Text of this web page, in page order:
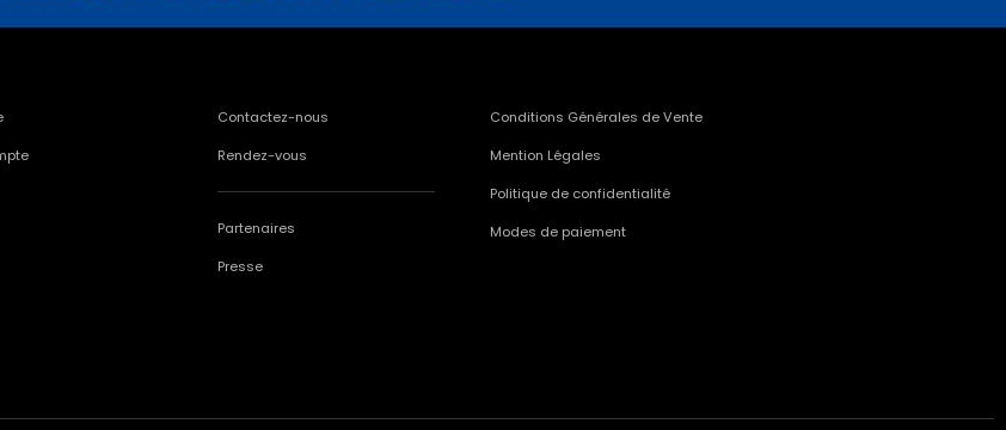
Contactez-nous
Rendez-vous
Partenaires
Presse
Conditions Générales de Vente
Mention Légales
Politique de confidentialité
Modes de paiement